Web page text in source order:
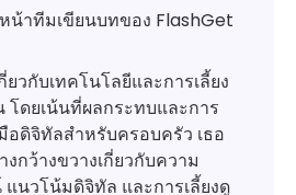
น้าทีมเขียนบทของ FlashGet
วกับเทคโนโลยีและการเลี้ยง
โดยเน้นที่ผลกระทบและการ
อดิจิทัลสำหรับครอบครัว เธอ
กว้างขวางเกี่ยวกับความ
นวโน้มดิจิทัล และการเลี้ยงดู